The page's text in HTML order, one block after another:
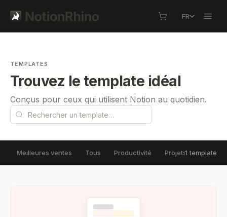
FR
TEMPLATES
Trouvez le template idéal
Conçus pour ceux qui utilisent Notion au quotidien.
Meilleures ventes Tous Productivité Projets1 template